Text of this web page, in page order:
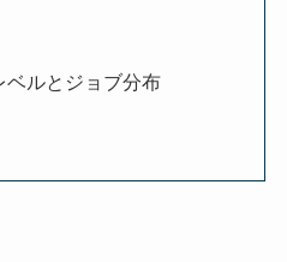
ルとジョブ分布